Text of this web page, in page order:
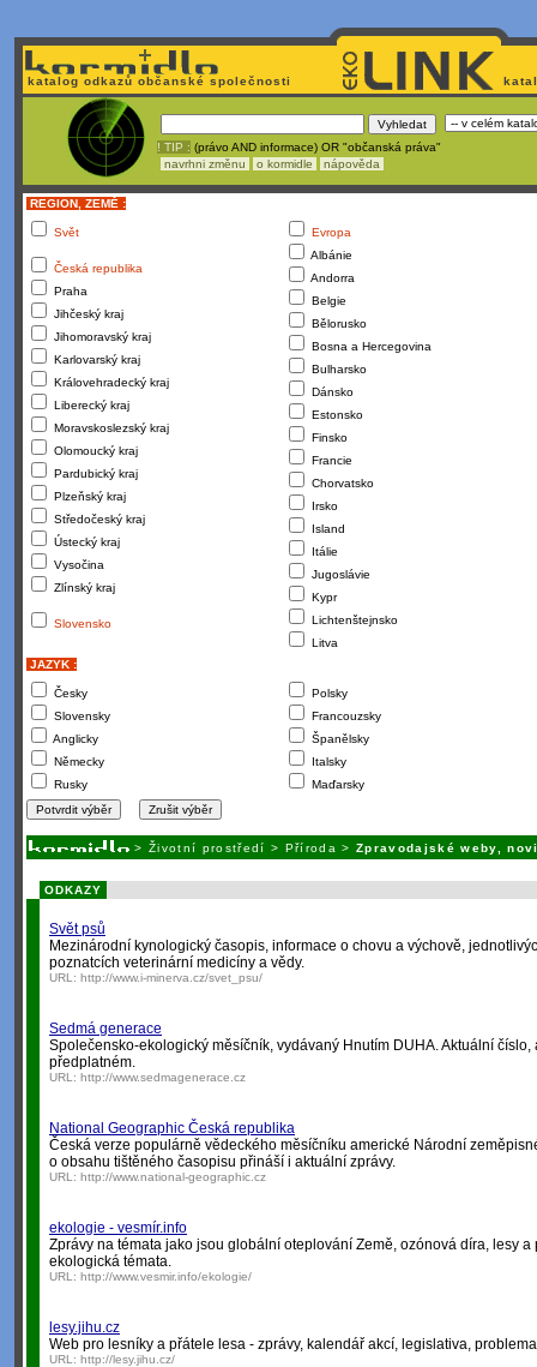
katalog odkazů občanské společnosti
! TIP : (právo AND informace) OR "občanská práva"
navrhni změnu
o kormidle nápověda
REGION, ZEMĚ :
Svět
Česká republika
Praha
Jihčeský kraj
Jihomoravský kraj
Karlovarský kraj
Královehradecký kraj
Liberecký kraj
Moravskoslezský kraj
Olomoucký kraj
Pardubický kraj
Plzeňský kraj
Středočeský kraj
Ústecký kraj
Vysočina
Zlínský kraj
Slovensko
Evropa
Albánie
Andorra
Belgie
Bělorusko
Bosna a Hercegovina
Bulharsko
Dánsko
Estonsko
Finsko
Francie
Chorvatsko
Irsko
Island
Itálie
Jugoslávie
Kypr
Lichtenštejnsko
Litva
JAZYK :
Česky
Slovensky
Anglicky
Německy
Rusky
Polsky
Francouzsky
Španělsky
Italsky
Maďarsky
> Životní prostředí > Příroda >Zpravodajské weby,
ODKAZY
Svět psů
Mezinárodní kynologický časopis, informace o chovu a výchově,
poznatcích veterinární medicíny a vědy.
URL: http://www.i-minerva.cz/svet_psu/
Sedmá generace
Společensko-ekologický měsíčník, vydávaný Hnutím DUHA. Aktuální číslo,
předplatném.
URL: http://www.sedmagenerace.cz
National Geographic Česká republika
Česká verze populárně vědeckého měsíčníku americké Národní
o obsahu tištěného časopisu přináší i aktuální zprávy.
URL: http://www.national-geographic.cz
ekologie - vesmír.info
Zprávy na témata jako jsou globální oteplování Země, ozónová díra, lesy
ekologická témata.
URL: http://www.vesmir.info/ekologie/
lesy.jihu.cz
Web pro lesníky a přátele lesa - zprávy, kalendář akcí, legislativa,
URL: http://lesy.jihu.cz/